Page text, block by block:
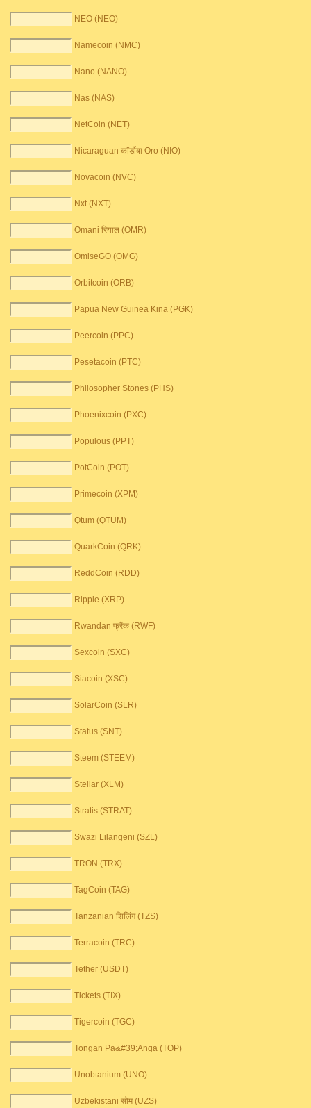
NEO (NEO)
Namecoin (NMC)
Nano (NANO)
Nas (NAS)
NetCoin (NET)
Nicaraguan कॉर्डोबा Oro (NIO)
Novacoin (NVC)
Nxt (NXT)
Omani रियाल (OMR)
OmiseGO (OMG)
Orbitcoin (ORB)
Papua New Guinea Kina (PGK)
Peercoin (PPC)
Pesetacoin (PTC)
Philosopher Stones (PHS)
Phoenixcoin (PXC)
Populous (PPT)
PotCoin (POT)
Primecoin (XPM)
Qtum (QTUM)
QuarkCoin (QRK)
ReddCoin (RDD)
Ripple (XRP)
Rwandan फ्रैंक (RWF)
Sexcoin (SXC)
Siacoin (XSC)
SolarCoin (SLR)
Status (SNT)
Steem (STEEM)
Stellar (XLM)
Stratis (STRAT)
Swazi Lilangeni (SZL)
TRON (TRX)
TagCoin (TAG)
Tanzanian शिलिंग (TZS)
Terracoin (TRC)
Tether (USDT)
Tickets (TIX)
Tigercoin (TGC)
Tongan Pa&#39;Anga (TOP)
Unobtanium (UNO)
Uzbekistani सोम (UZS)